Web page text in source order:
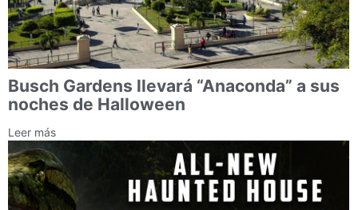
Busch Gardens llevará “Anaconda” a sus
noches de Halloween
Leer más